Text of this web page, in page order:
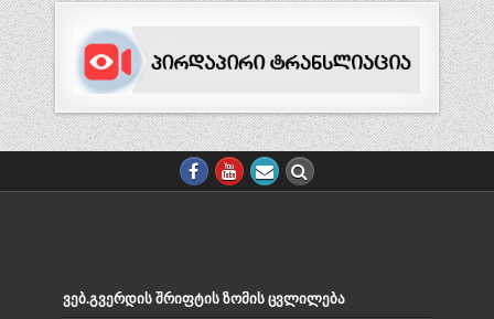
ᲕᲔᲑ.ᲒᲕᲔᲠᲓᲘᲡ ᲨᲠᲘᲤᲢᲘᲡ ᲖᲝᲛᲘᲡ ᲪᲕᲚᲘᲚᲔᲑᲐ